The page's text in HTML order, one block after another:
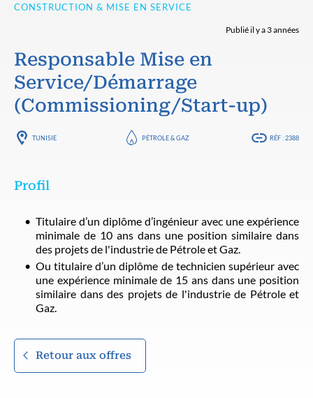
CONSTRUCTION & MISE EN SERVICE
Publié il y a 3 années
Responsable Mise en
Service/Démarrage
(Commissioning/Start-up)
TUNISIE PÉTROLE & GAZ RÉF : 2388
Profil
Titulaire d’un diplôme d’ingénieur avec une expérience
minimale de 10 ans dans une position similaire dans
des projets de l'industrie de Pétrole et Gaz.
Ou titulaire d’un diplôme de technicien supérieur avec
une expérience minimale de 15 ans dans une position
similaire dans des projets de l'industrie de Pétrole et
Gaz.
Retour aux offres